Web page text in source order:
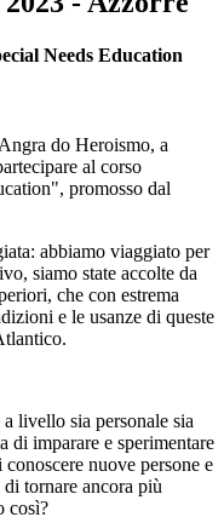
Needs Education
do Heroismo, a
al corso
promosso dal
abbiamo viaggiato per
siamo state accolte da
che con estrema
e le usanze di queste
livello sia personale sia
di imparare e sperimentare
nuove persone e
tornare ancora più
così?